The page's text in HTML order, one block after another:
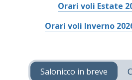
Orari voli Estate
Orari voli Inverno
Salonicco in breve